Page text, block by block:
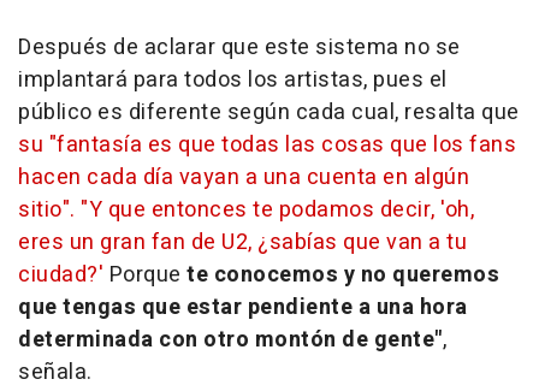
Después de aclarar que este sistema no se
implantará para todos los artistas, pues el
público es diferente según cada cual, resalta que
su "fantasía es que todas las cosas que los fans
hacen cada día vayan a una cuenta en algún
sitio". "Y que entonces te podamos decir, 'oh,
eres un gran fan de U2, ¿sabías que van a tu
ciudad?' Porque te conocemos y no queremos
que tengas que estar pendiente a una hora
determinada con otro montón de gente",
señala.